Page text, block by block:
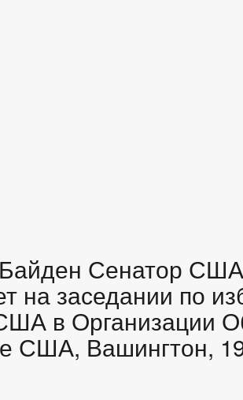
Сенатор
на заседании по
в Организации
США, Вашингтон,